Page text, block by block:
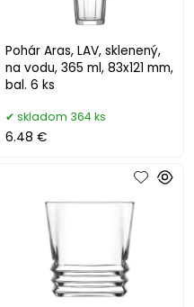
Pohár Aras, LAV, sklenený,
na vodu, 365 ml, 83x121 mm,
bal. 6 ks
skladom 364 ks
6.48 €